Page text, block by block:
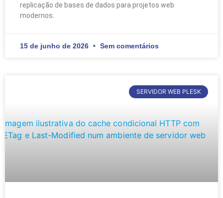
replicação de bases de dados para projetos web
modernos.
15 de junho de 2026 Sem comentários
SERVIDOR WEB PLESK